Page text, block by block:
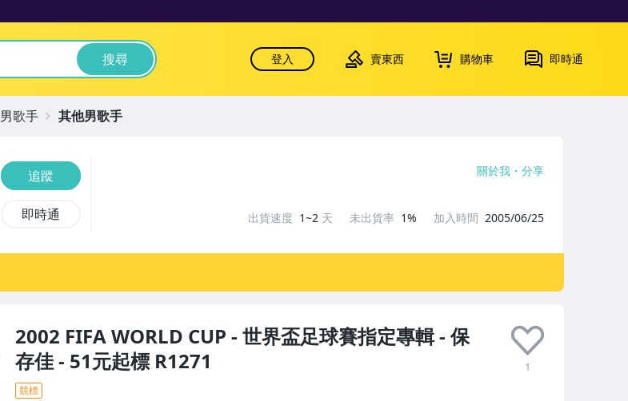
搜尋 登入 賣東西 購物車 即時通
2002 FIFA WORLD CUP - 世界盃足球賽指定專輯 - 保
存佳 - 51元起標 R1271
1
競標
追蹤
即時通
關於我 分享
出貨速度 1~2 天 未出貨率 1% 加入時間 2005/06/25
男歌手 其他男歌手